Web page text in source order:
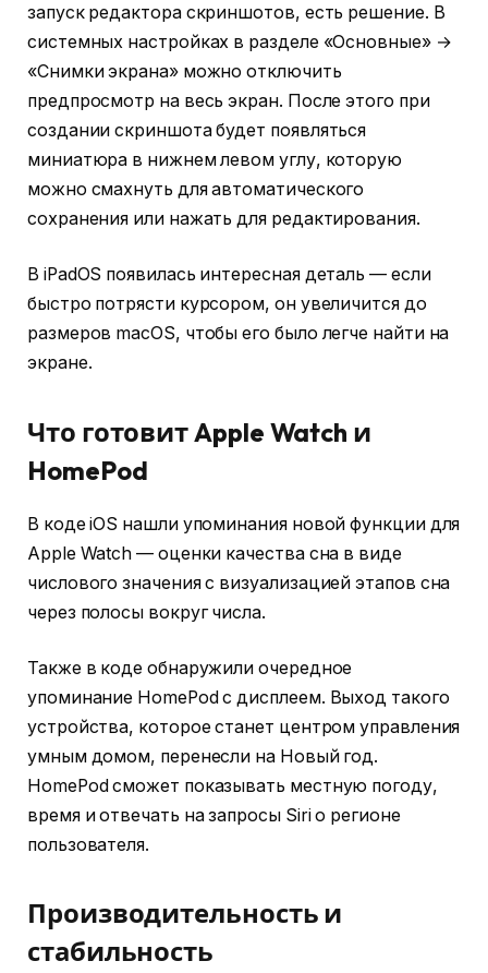
запуск редактора скриншотов, есть решение. В
системных настройках в разделе «Основные» →
«Снимки экрана» можно отключить
предпросмотр на весь экран. После этого при
создании скриншота будет появляться
миниатюра в нижнем левом углу, которую
можно смахнуть для автоматического
сохранения или нажать для редактирования.
В iPadOS появилась интересная деталь — если
быстро потрясти курсором, он увеличится до
размеров macOS, чтобы его было легче найти на
экране.
Что готовит Apple Watch и
HomePod
В коде iOS нашли упоминания новой функции для
Apple Watch — оценки качества сна в виде
числового значения с визуализацией этапов сна
через полосы вокруг числа.
Также в коде обнаружили очередное
упоминание HomePod с дисплеем. Выход такого
устройства, которое станет центром управления
умным домом, перенесли на Новый год.
HomePod сможет показывать местную погоду,
время и отвечать на запросы Siri о регионе
пользователя.
Производительность и
стабильность